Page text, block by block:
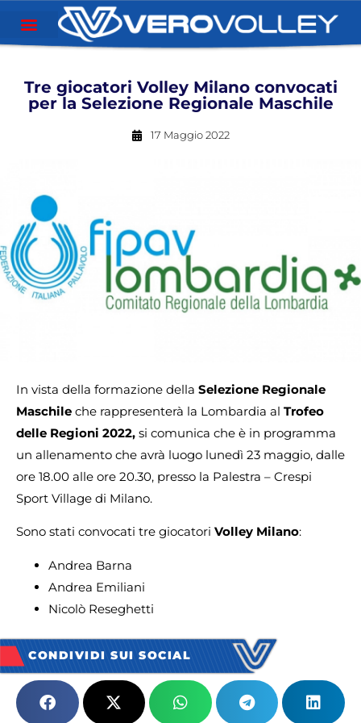
Tre giocatori Volley Milano convocati
per la Selezione Regionale Maschile
17 Maggio 2022
In vista della formazione della Selezione Regionale
Maschile che rappresenterà la Lombardia al Trofeo
delle Regioni 2022, si comunica che è in programma
un allenamento che avrà luogo lunedì 23 maggio, dalle
ore 18.00 alle ore 20.30, presso la Palestra – Crespi
Sport Village di Milano.
Sono stati convocati tre giocatori Volley Milano:
Andrea Barna
Andrea Emiliani
Nicolò Reseghetti
CONDIVIDI SUI SOCIAL